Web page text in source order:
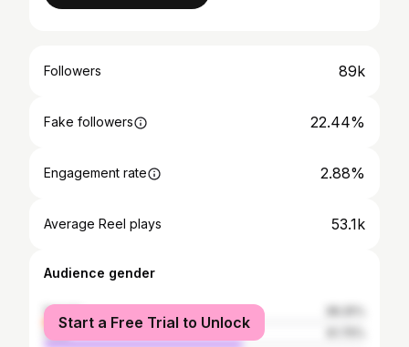
Followers 89k
Fake followers 22.44%
Engagement rate 2.88%
Average Reel plays 53.1k
Audience gender
female
male
Start a Free Trial to Unlock